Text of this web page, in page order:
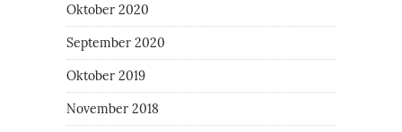
Oktober 2020
September 2020
Oktober 2019
November 2018